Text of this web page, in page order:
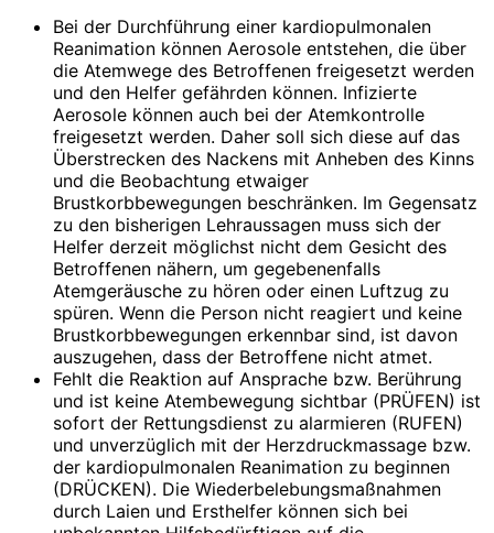
Bei der Durchführung einer kardiopulmonalen
Reanimation können Aerosole entstehen, die über
die Atemwege des Betroffenen freigesetzt werden
und den Helfer gefährden können. Infizierte
Aerosole können auch bei der Atemkontrolle
freigesetzt werden. Daher soll sich diese auf das
Überstrecken des Nackens mit Anheben des Kinns
und die Beobachtung etwaiger
Brustkorbbewegungen beschränken. Im Gegensatz
zu den bisherigen Lehraussagen muss sich der
Helfer derzeit möglichst nicht dem Gesicht des
Betroffenen nähern, um gegebenenfalls
Atemgeräusche zu hören oder einen Luftzug zu
spüren. Wenn die Person nicht reagiert und keine
Brustkorbbewegungen erkennbar sind, ist davon
auszugehen, dass der Betroffene nicht atmet.
Fehlt die Reaktion auf Ansprache bzw. Berührung
und ist keine Atembewegung sichtbar (PRÜFEN) ist
sofort der Rettungsdienst zu alarmieren (RUFEN)
und unverzüglich mit der Herzdruckmassage bzw.
der kardiopulmonalen Reanimation zu beginnen
(DRÜCKEN). Die Wiederbelebungsmaßnahmen
durch Laien und Ersthelfer können sich bei